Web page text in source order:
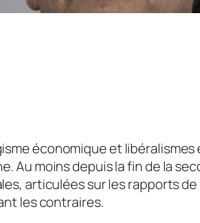
économique et
Au moins depuis la fin de la
articulées sur les rapports
les contraires.